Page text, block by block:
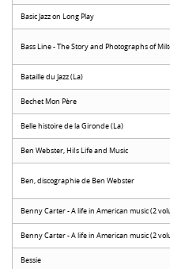
Basic Jazz on Long Play
Bass Line - The Story and Photographs of
Bataille du Jazz (La)
Bechet Mon Père
Belle histoire de la Gironde (La)
Ben Webster, HiIs Life and Music
Ben, discographie de Ben Webster
Benny Carter - A life in American music (2
Benny Carter - A life in American music (2
Bessie